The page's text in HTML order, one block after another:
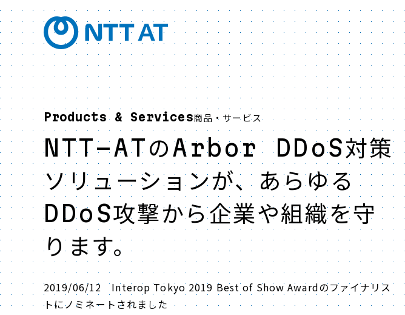
Products & Services商品・サービス
NTT-ATのArbor DDoS対策
ソリューションが、あらゆる
DDoS攻撃から企業や組織を守
ります。
2019/06/12 Interop Tokyo 2019 Best of Show Awardのファイナリス
トにノミネートされました